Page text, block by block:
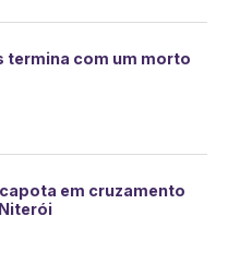
termina com um morto
em cruzamento